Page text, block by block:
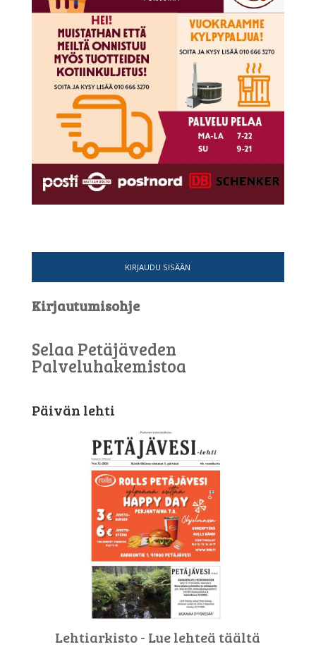
KIRJAUDU SISÄÄN
Kirjautumisohje
Selaa Petäjäveden
Palveluhakemistoa
Päivän lehti
Lehtiarkisto - Lue lehteä täältä